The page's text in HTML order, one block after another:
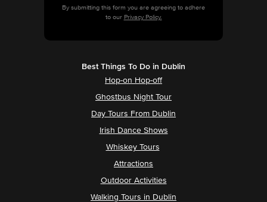
By submitting this form you are agreeing to adhere
to our Privacy Policy.
Best Things To Do in Dublin
Hop-on Hop-off
Ghostbus Night Tour
Day Tours From Dublin
Irish Dance Shows
Whiskey Tours
Attractions
Outdoor Activities
Walking Tours in Dublin